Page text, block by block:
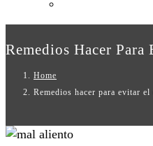
Remedios Hacer
Home
Remedios hacer para evitar